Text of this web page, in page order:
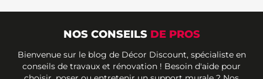
NOS CONSEILS DE PROS
Bienvenue sur le blog de Décor Discount, spécialiste en
conseils de travaux et rénovation ! Besoin d'aide pour